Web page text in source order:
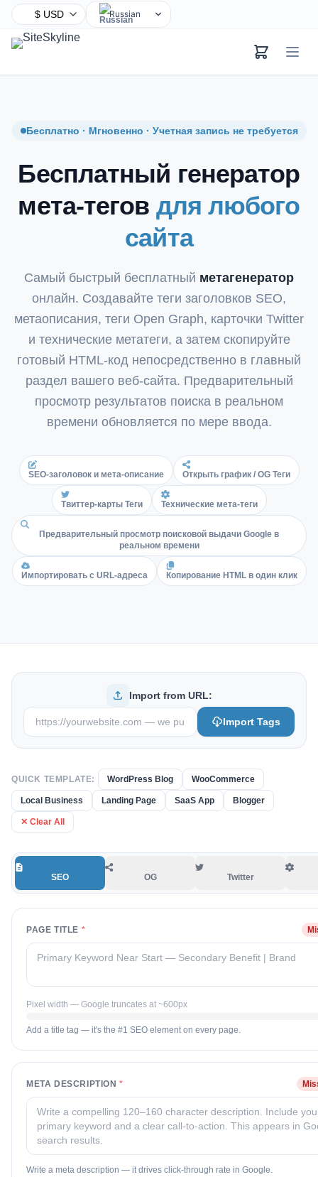
Russian
Urdu
Japanese
Turkish
Korean
Italian
Vietnamese
Danish
Polish
Бесплатно · Мгновенно · Учетная запись не требуется
Бесплатный генератор
мета-тегов для любого
сайта
Самый быстрый бесплатный метагенератор
онлайн. Создавайте теги заголовков SEO,
метаописания, теги Open Graph, карточки Twitter
и технические метатеги, а затем скопируйте
готовый HTML-код непосредственно в главный
раздел вашего веб-сайта. Предварительный
просмотр результатов поиска в реальном
времени обновляется по мере ввода.
SEO-заголовок и мета-описание Открыть график / OG Теги
Твиттер-карты Теги Технические мета-теги
Предварительный просмотр поисковой выдачи Google в
реальном времени
Импортировать с URL-адреса Копирование HTML в один клик
Import from URL:
Import Tags
QUICK TEMPLATE: WordPress Blog WooCommerce
Local Business Landing Page SaaS App Blogger
✕ Clear All
SEO OG Twitter
PAGE TITLE *
Pixel width — Google truncates at ~600px
Add a title tag — it's the #1 SEO element on every page.
META DESCRIPTION*
Write a meta description — it drives click-through rate in Google.